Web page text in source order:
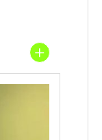
+